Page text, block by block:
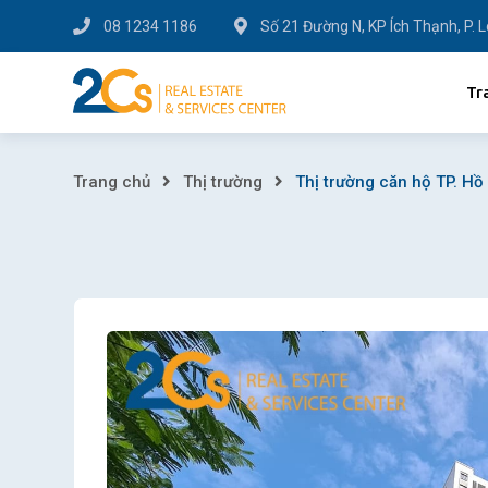
to
08 1234 1186 Số 21 Đường N, KP Ích Thạnh, P.
Thị
căn
hộ
TP.
Hồ
Trang chủ Thị trường Thị trường căn hộ TP.